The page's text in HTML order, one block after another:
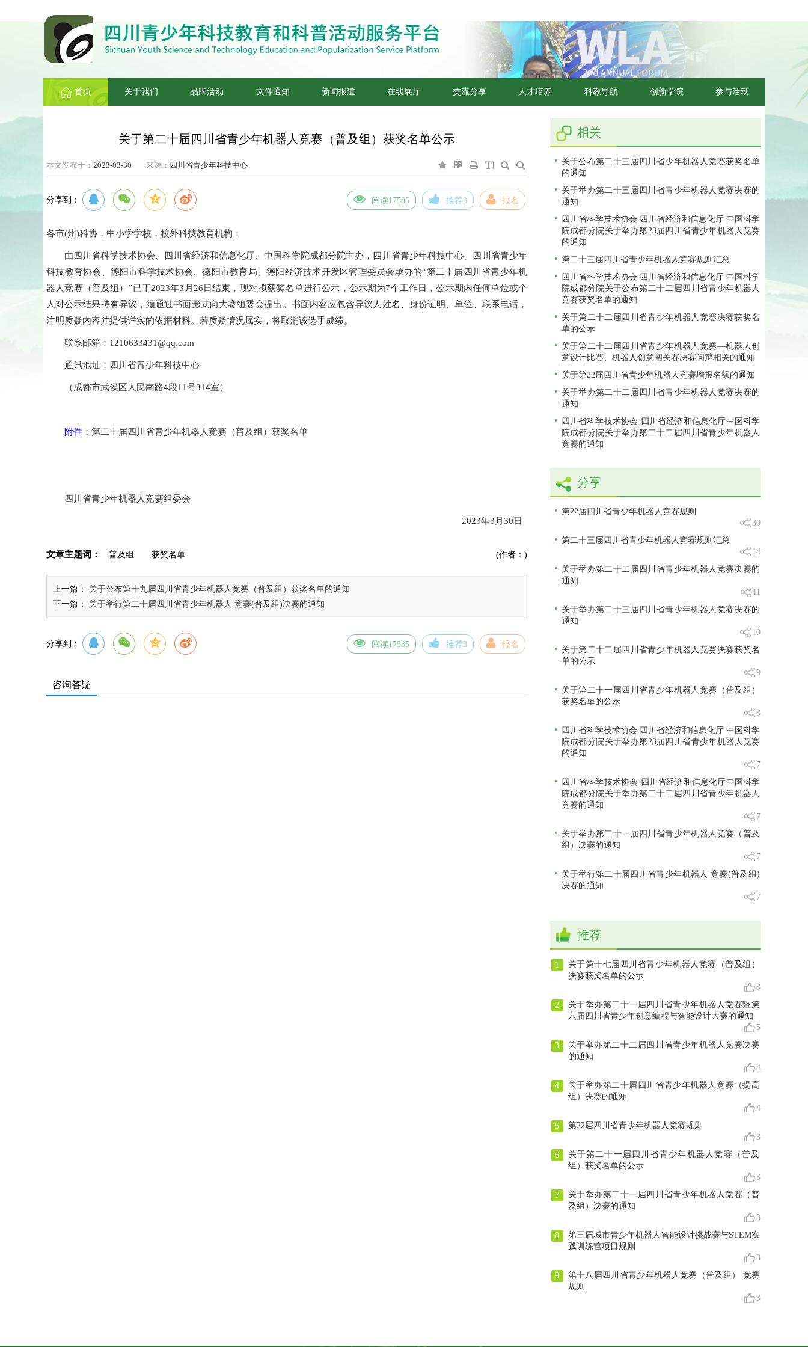
首页 关于我们 品牌活动 文件通知 新闻报道 在线展厅 交流分享 人才培养 科教导航 创新学院 参与活动
关于第二十届四川省青少年机器人竞赛（普及组）获奖名单公示
本文发布于： 2023-03-30 来源： 四川省青少年科技中心
分享到： 阅读17585 推荐3 报名
各市(州)科协，中小学学校，校外科技教育机构 ：
由四川省科学技术协会、四川省经济和信息化厅、中国科学院成都分院主办，四川省青少年科技中心、四川省青少年
科技教育协会、德阳市科学技术协会、德阳市教育局、德阳经济技术开发区管理委员会承办的“第二十届四川省青少年机
器人竞赛（普及组）”已于2023年3月26日结束，现对拟获奖名单进行公示，公示期为7个工作日，公示期内任何单位或个
人对公示结果持有异议，须通过书面形式向大赛组委会提出。书面内容应包含异议人姓名、身份证明、单位、联系电话，
注明质疑内容并提供详实的依据材料。若质疑情况属实，将取消该选手成绩。
联系邮箱：1210633431@qq.com
通讯地址：四川省青少年科技中心
（成都市武侯区人民南路4段11号314室）
附件： 第二十届四川省青少年机器人竞赛（普及组）获奖名单
四川省青少年机器人竞赛组委会
2023年3月30日
文章主题词： 普及组 获奖名单 (作者：)
上一篇：
关于公布第十九届四川省青少年机器人竞赛（普及组）获奖名单的通知
下一篇：
关于举行第二十届四川省青少年机器人 竞赛(普及组)决赛的通知
分享到： 阅读17585 推荐3 报名
咨询答疑
相关
关于公布第二十三届四川省少年机器人竞赛获奖名单
的通知
关于举办第二十三届四川省青少年机器人竞赛决赛的
通知
四川省科学技术协会 四川省经济和信息化厅 中国科学
院成都分院关于举办第23届四川省青少年机器人竞赛
的通知
第二十三届四川省青少年机器人竞赛规则汇总
四川省科学技术协会 四川省经济和信息化厅 中国科学
院成都分院关于公布第二十二届四川省青少年机器人
竞赛获奖名单的通知
关于第二十二届四川省青少年机器人竞赛决赛获奖名
单的公示
关于第二十二届四川省青少年机器人竞赛—机器人创
意设计比赛、机器人创意闯关赛决赛问辩相关的通知
关于第22届四川省青少年机器人竞赛增报名额的通知
关于举办第二十二届四川省青少年机器人竞赛决赛的
通知
四川省科学技术协会 四川省经济和信息化厅中国科学
院成都分院关于举办第二十二届四川省青少年机器人
竞赛的通知
分享
第22届四川省青少年机器人竞赛规则
30
第二十三届四川省青少年机器人竞赛规则汇总
14
关于举办第二十二届四川省青少年机器人竞赛决赛的
通知
11
关于举办第二十三届四川省青少年机器人竞赛决赛的
通知
10
关于第二十二届四川省青少年机器人竞赛决赛获奖名
单的公示
9
关于第二十一届四川省青少年机器人竞赛（普及组）
获奖名单的公示
8
四川省科学技术协会 四川省经济和信息化厅 中国科学
院成都分院关于举办第23届四川省青少年机器人竞赛
的通知
7
四川省科学技术协会 四川省经济和信息化厅中国科学
院成都分院关于举办第二十二届四川省青少年机器人
竞赛的通知
7
关于举办第二十一届四川省青少年机器人竞赛（普及
组）决赛的通知
7
关于举行第二十届四川省青少年机器人 竞赛(普及组)
决赛的通知
7
推荐
1
关于第十七届四川省青少年机器人竞赛（普及组）
决赛获奖名单的公示
8
2
关于举办第二十一届四川省青少年机器人竞赛暨第
六届四川省青少年创意编程与智能设计大赛的通知
5
3
关于举办第二十二届四川省青少年机器人竞赛决赛
的通知
4
4
关于举办第二十届四川省青少年机器人竞赛（提高
组）决赛的通知
4
5
第22届四川省青少年机器人竞赛规则
3
6
关于第二十一届四川省青少年机器人竞赛（普及
组）获奖名单的公示
3
7
关于举办第二十一届四川省青少年机器人竞赛（普
及组）决赛的通知
3
8
第三届城市青少年机器人智能设计挑战赛与STEM实
践训练营项目规则
3
9
第十八届四川省青少年机器人竞赛（普及组） 竞赛
规则
3